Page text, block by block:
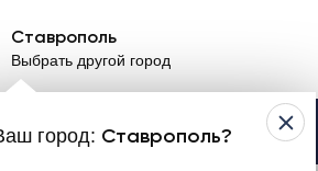
Ставрополь
Выбрать другой город
город: Ставрополь?
Контакты Услуги